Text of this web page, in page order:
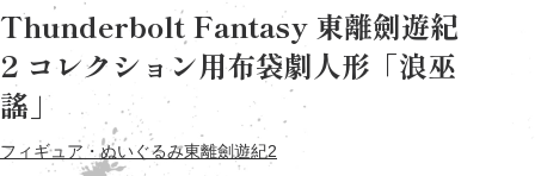
Thunderbolt Fantasy 東離劍遊紀
2 コレクション用布袋劇人形「浪巫
謠」
フィギュア・ぬいぐるみ東離劍遊紀2